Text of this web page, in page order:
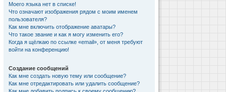
Моего языка нет в списке!
Что означают изображения рядом с моим именем
пользователя?
Как мне включить отображение аватары?
Что такое звание и как я могу изменить его?
Когда я щёлкаю по ссылке «email», от меня требуют
войти на конференцию!
Создание сообщений
Как мне создать новую тему или сообщение?
Как мне отредактировать или удалить сообщение?